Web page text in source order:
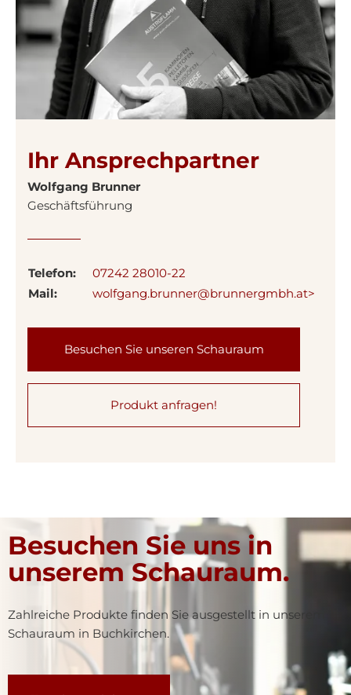
Ihr Ansprechpartner
Wolfgang Brunner
Geschäftsführung
Telefon:
07242 28010-22
Mail:
wolfgang.brunner@brunnergmbh.at>
Besuchen Sie unseren Schauraum
Produkt anfragen!
Besuchen Sie uns in
unserem Schauraum.
Zahlreiche Produkte finden Sie ausgestellt in unserem
Schauraum in Buchkirchen.